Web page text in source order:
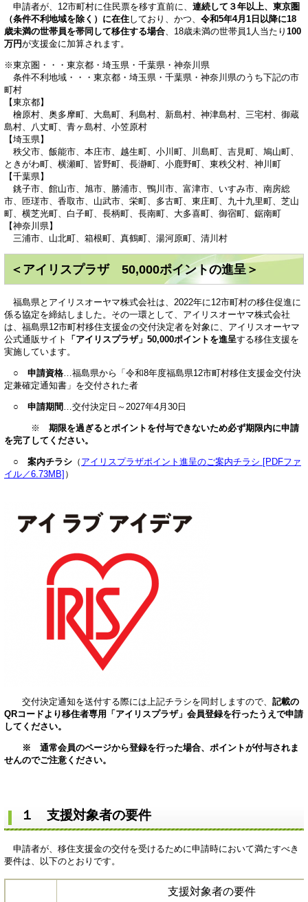
申請者が、12市町村に住民票を移す直前に、 連続して３年以上、東京圏
（条件不利地域を除く）に在住しており、かつ、 令和5年4月1日以降に18
歳未満の世帯員を帯同して移住する場合 、18歳未満の世帯員1人当たり 100
万円が支援金に加算されます。
※東京圏・・・東京都・埼玉県・千葉県・神奈川県
条件不利地域・・・東京都・埼玉県・千葉県・神奈川県のうち下記の市
町村
【東京都】
檜原村、奥多摩町、大島町、利島村、新島村、神津島村、三宅村、御蔵
島村、八丈町、青ヶ島村、小笠原村
【埼玉県】
秩父市、飯能市、本庄市、越生町、小川町、川島町、吉見町、鳩山町、
ときがわ町、横瀬町、皆野町、長瀞町、小鹿野町、東秩父村、神川町
【千葉県】
銚子市、館山市、旭市、勝浦市、鴨川市、富津市、いすみ市、南房総
市、匝瑳市、香取市、山武市、栄町、多古町、東庄町、九十九里町、芝山
町、横芝光町、白子町、長柄町、長南町、大多喜町、御宿町、鋸南町
【神奈川県】
三浦市、山北町、箱根町、真鶴町、湯河原町、清川村
＜アイリスプラザ 50,000ポイントの進呈＞
福島県とアイリスオーヤマ株式会社は、2022年に12市町村の移住促進に
係る協定を締結しました。その一環として、アイリスオーヤマ株式会社
は、福島県12市町村移住支援金の交付決定者を対象に、アイリスオーヤマ
公式通販サイト
「アイリスプラザ」50,000ポイントを進呈する移住支援を
実施しています。
○ 申請資格…福島県から「令和8年度福島県12市町村移住支援金交付決
定兼確定通知書」を交付された者
○ 申請期間 …交付決定日～2027年4月30日
※
期限を過ぎるとポイントを付与できないため必ず期限内に申請
を完了してください。
○ 案内チラシ （ アイリスプラザポイント進呈のご案内チラシ [PDFファ
イル／6.73MB] ）
交付決定通知を送付する際には上記チラシを同封しますので、 記載の
QRコードより移住者専用「アイリスプラザ」会員登録を行ったうえで申請
してください。
※ 通常会員のページから登録を行った場合、ポイントが付与されま
せんのでご注意ください。
１ 支援対象者の要件
申請者が、移住支援金の交付を受けるために申請時において満たすべき
要件は、以下のとおりです。
支援対象者の要件